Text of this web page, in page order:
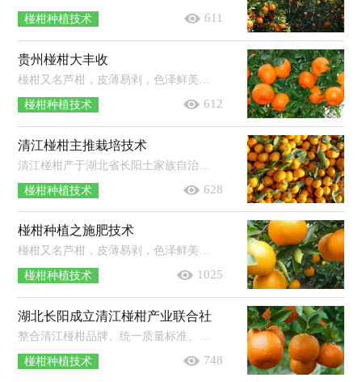
椪柑种植技术 611
贵州椪柑大丰收
椪柑种植技术 612
清江椪柑主推栽培技术
椪柑种植技术 628
椪柑种植之施肥技术
椪柑又名芦柑，皮薄易剥，色泽鲜美，果肉橙红色，汁多、组织紧密、浓甜脆嫩，化渣爽口、籽少，且有药用功效，是目前我国发展的品种。下面介绍一...
椪柑种植技术 1025
湖北长阳成立清江椪柑产业联合社
整合清江椪柑品牌、统一质量标准、积极开拓市场、壮大椪柑产业。12月8日，记者从第五届中国长阳清江椪柑文化节获悉，由长阳清江果业...
椪柑种植技术 748